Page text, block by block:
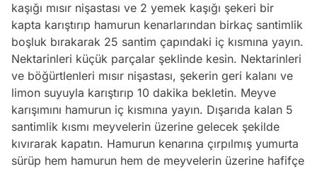
kaşığı mısır nişastası ve 2 yemek kaşığı şekeri bir
kapta karıştırıp hamurun kenarlarından birkaç santimlik
boşluk bırakarak 25 santim çapındaki iç kısmına yayın.
Nektarinleri küçük parçalar şeklinde kesin. Nektarinleri
ve böğürtlenleri mısır nişastası, şekerin geri kalanı ve
limon suyuyla karıştırıp 10 dakika bekletin. Meyve
karışımını hamurun iç kısmına yayın. Dışarıda kalan 5
santimlik kısmı meyvelerin üzerine gelecek şekilde
kıvırarak kapatın. Hamurun kenarına çırpılmış yumurta
sürüp hem hamurun hem de meyvelerin üzerine hafifçe